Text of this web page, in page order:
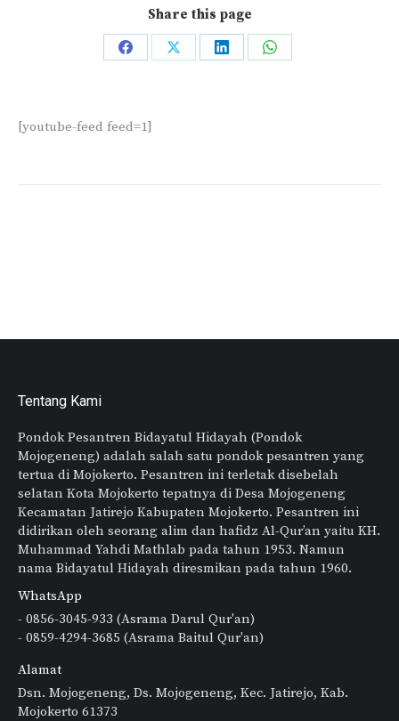
Share this page
[youtube-feed feed=1]
Tentang Kami
Pondok Pesantren Bidayatul Hidayah (Pondok
Mojogeneng) adalah salah satu pondok pesantren yang
tertua di Mojokerto. Pesantren ini terletak disebelah
selatan Kota Mojokerto tepatnya di Desa Mojogeneng
Kecamatan Jatirejo Kabupaten Mojokerto. Pesantren ini
didirikan oleh seorang alim dan hafidz Al-Qur’an yaitu KH.
Muhammad Yahdi Mathlab pada tahun 1953. Namun
nama Bidayatul Hidayah diresmikan pada tahun 1960.
WhatsApp
- 0856-3045-933 (Asrama Darul Qur'an)
- 0859-4294-3685 (Asrama Baitul Qur'an)
Alamat
Dsn. Mojogeneng, Ds. Mojogeneng, Kec. Jatirejo, Kab.
Mojokerto 61373